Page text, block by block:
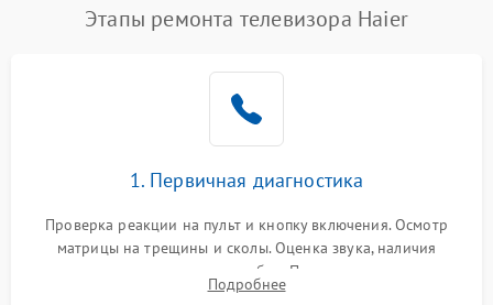
Этапы ремонта телевизора Haier
1. Первичная диагностика
Проверка реакции на пульт и кнопку включения. Осмотр
матрицы на трещины и сколы. Оценка звука, наличия
подсветки и индикаторов ошибок. Подключение тестовых
источников сигнала для выявления симптомов поломки.
Подробнее